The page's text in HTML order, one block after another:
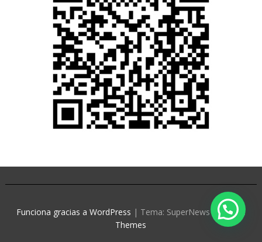
Funciona gracias a WordPress | Tema: SuperNews deAcme
Themes